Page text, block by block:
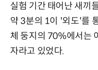
실험 기간 태어난 새끼
약 3분의 1이 '외도'를
체 둥지의 70%에서는
자라고 있었다.